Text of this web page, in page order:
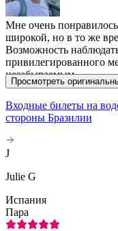
Мне очень
широкой, но в то же
Возможность
привилегированного
незабываемым.
Просмотреть
Входные билеты на
стороны Бразилии
J
Julie G
Испания
Пара